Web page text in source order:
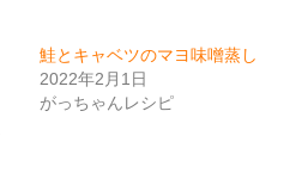
鮭とキャベツのマヨ味噌蒸し
2022年2月1日
がっちゃんレシピ